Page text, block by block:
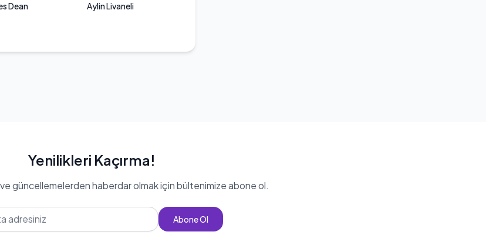
Dean Aylin Livaneli
Yenilikleri Kaçırma!
güncellemelerden haberdar olmak için bültenimize abone ol.
Abone Ol